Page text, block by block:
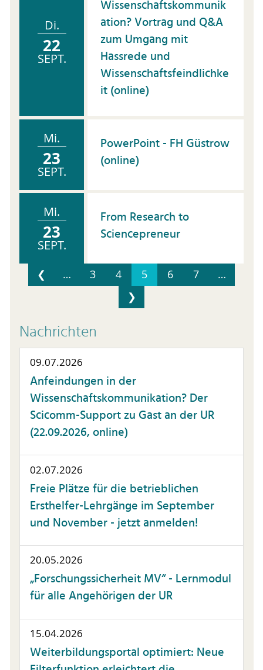
Di.
22
SEPT.
Wissenschaftskommunik
ation? Vortrag und Q&A
zum Umgang mit
Hassrede und
Wissenschaftsfeindlichke
it (online)
Mi.
23
SEPT.
PowerPoint - FH Güstrow
(online)
Mi.
23
SEPT.
From Research to
Sciencepreneur
❮ … 3 4 5 6 7
…
❯
Nachrichten
09.07.2026
Anfeindungen in der
Wissenschaftskommunikation? Der
Scicomm-Support zu Gast an der UR
(22.09.2026, online)
02.07.2026
Freie Plätze für die betrieblichen
Ersthelfer-Lehrgänge im September
und November - jetzt anmelden!
20.05.2026
„Forschungssicherheit MV“ - Lernmodul
für alle Angehörigen der UR
15.04.2026
Weiterbildungsportal optimiert: Neue